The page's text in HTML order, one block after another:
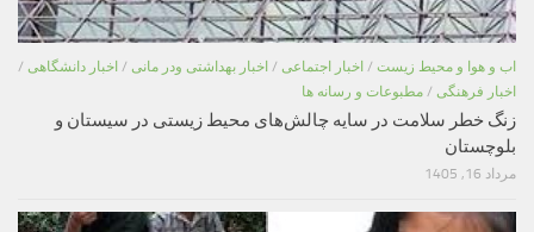
اب و هوا و محیط زیست / اخبار اجتماعی / اخبار بهداشتی ودر مانی / اخبار دانشگاهی /
اخبار فرهنگی / مطبوعات و رسانه ها
زنگ خطر سلامت در سایه چالش‌های محیط زیستی در سیستان و
بلوچستان
مرداد 16, 1405